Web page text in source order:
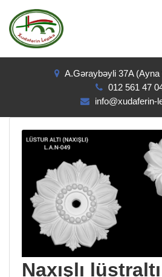
A.Gəraybəyli 37A (Ayna
012 561 47
info@xudaferin-
Naxışlı